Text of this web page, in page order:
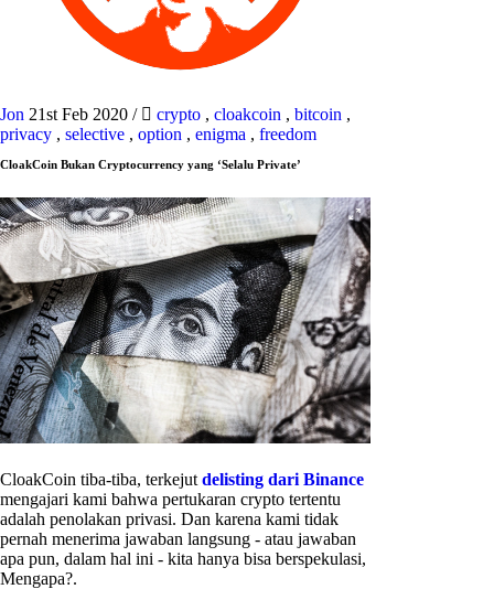
Jon 21st Feb 2020 / crypto , cloakcoin , bitcoin ,
privacy , selective , option , enigma , freedom
CloakCoin Bukan Cryptocurrency yang ‘Selalu Private’
CloakCoin tiba-tiba, terkejut delisting dari Binance
mengajari kami bahwa pertukaran crypto tertentu
adalah penolakan privasi. Dan karena kami tidak
pernah menerima jawaban langsung - atau jawaban
apa pun, dalam hal ini - kita hanya bisa berspekulasi,
Mengapa?.